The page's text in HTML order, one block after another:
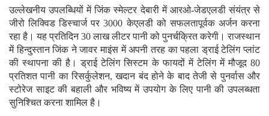
उल्लेखनीय उपलब्धियों में जिंक स्मेल्टर देबारी में आरओ-जेडएलडी संयंत्र से
जीरो लिक्विड डिस्चार्ज पर 3000 केएलडी को सफलतापूर्वक अर्जन करना
रहा है। यह प्रतिदिन 30 लाख लीटर पानी को पुनर्चक्रित करेगी। राजस्थान
में हिन्दुस्तान जिंक ने जावर माइंस में अपनी तरह का पहला ड्राई टेलिंग प्लांट
की स्थापना की है। ड्राई टेलिंग सिस्टम के फायदों में टेलिंग में मौजूद 80
प्रतिशत पानी का रिसर्कुलेशन, खदान बंद होने के बाद तेजी से पुनर्वास और
स्टोरेज साइट की बहाली और भविष्य में उपयोग के लिए पानी की उपलब्धता
सुनिश्चित करना शामिल है।